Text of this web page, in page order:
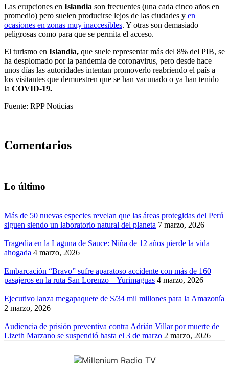
Las erupciones en Islandia son frecuentes (una cada cinco años en
promedio) pero suelen producirse lejos de las ciudades y en
ocasiones en zonas muy inaccesibles. Y otras son demasiado
peligrosas como para que se permita el acceso.
El turismo en Islandia, que suele representar más del 8% del PIB, se
ha desplomado por la pandemia de coronavirus, pero desde hace
unos días las autoridades intentan promoverlo reabriendo el país a
los visitantes que demuestren que se han vacunado o ya han tenido
la COVID-19.
Fuente: RPP Noticias
Comentarios
Lo último
Más de 50 nuevas especies revelan que las áreas protegidas del Perú
siguen siendo un laboratorio natural del planeta 7 marzo, 2026
Tragedia en la Laguna de Sauce: Niña de 12 años pierde la vida
ahogada 4 marzo, 2026
Embarcación “Bravo” sufre aparatoso accidente con más de 160
pasajeros en la ruta San Lorenzo – Yurimaguas 4 marzo, 2026
Ejecutivo lanza megapaquete de S/34 mil millones para la Amazonía
2 marzo, 2026
Audiencia de prisión preventiva contra Adrián Villar por muerte de
Lizeth Marzano se suspendió hasta el 3 de marzo 2 marzo, 2026